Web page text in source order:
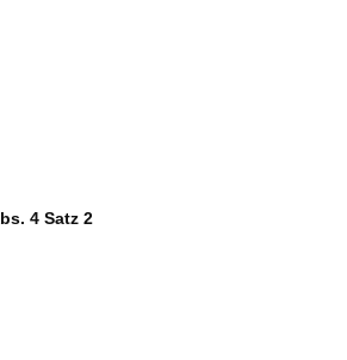
4 Satz 2